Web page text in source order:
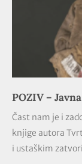
POZIV –
Čast nam je i
knjige autora
i ustaškim